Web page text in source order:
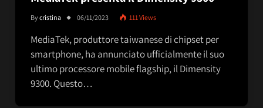
Bycristina 06/11/2023 111 Views
MediaTek, produttore taiwanese di chipset per
smartphone, ha annunciato ufficialmente il suo
ultimo processore mobile flagship, il Dimensity
9300. Questo…